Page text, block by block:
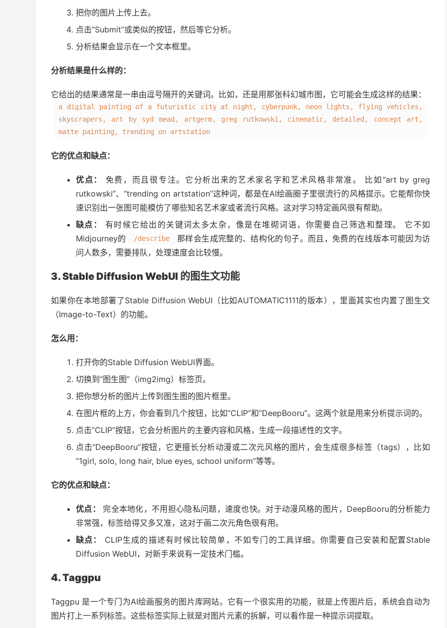
把你的图片上传上去。
点击“Submit”或类似的按钮，然后等它分析。
分析结果会显示在一个文本框里。
分析结果是什么样的：
它给出的结果通常是一串由逗号隔开的关键词。比如，还是用那张科幻城市图，它可能会生成这样的结果：
a digital painting of a futuristic city at night, cyberpunk, neon lights, flying vehicles,
skyscrapers, art by syd mead, artgerm, greg rutkowski, cinematic, detailed, concept art,
matte painting, trending on artstation
它的优点和缺点：
优点：
免费，而且很专注。它分析出来的艺术家名字和艺术风格非常准。 比如“art by greg
rutkowski”、“trending on artstation”这种词，都是在AI绘画圈子里很流行的风格提示。它能帮你快
速识别出一张图可能模仿了哪些知名艺术家或者流行风格。这对学习特定画风很有帮助。
缺点：
有时候它给出的关键词太多太杂，像是在堆砌词语，你需要自己筛选和整理。 它不如
Midjourney的
/describe
那样会生成完整的、结构化的句子。而且，免费的在线版本可能因为访
问人数多，需要排队，处理速度会比较慢。
3. Stable Diffusion WebUI 的图生文功能
如果你在本地部署了Stable Diffusion WebUI（比如AUTOMATIC1111的版本），里面其实也内置了图生文
（Image-to-Text）的功能。
怎么用：
打开你的Stable Diffusion WebUI界面。
切换到“图生图”（img2img）标签页。
把你想分析的图片上传到图生图的图片框里。
在图片框的上方，你会看到几个按钮，比如“CLIP”和“DeepBooru”。这两个就是用来分析提示词的。
点击“CLIP”按钮，它会分析图片的主要内容和风格，生成一段描述性的文字。
点击“DeepBooru”按钮，它更擅长分析动漫或二次元风格的图片，会生成很多标签（tags），比如
“1girl, solo, long hair, blue eyes, school uniform”等等。
它的优点和缺点：
优点：
完全本地化，不用担心隐私问题，速度也快。对于动漫风格的图片，DeepBooru的分析能力
非常强，标签给得又多又准，这对于画二次元角色很有用。
缺点：
CLIP生成的描述有时候比较简单，不如专门的工具详细。你需要自己安装和配置Stable
Diffusion WebUI，对新手来说有一定技术门槛。
4. Taggpu
Taggpu 是一个专门为AI绘画服务的图片库网站。它有一个很实用的功能，就是上传图片后，系统会自动为
图片打上一系列标签。这些标签实际上就是对图片元素的拆解，可以看作是一种提示词提取。